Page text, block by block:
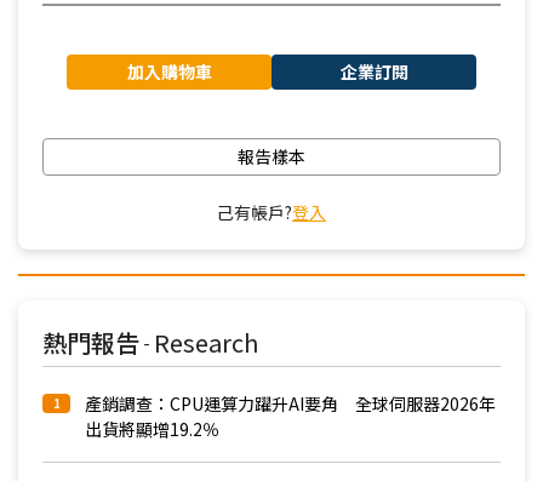
加入購物車 企業訂閱
報告樣本
己有帳戶?登入
熱門報告 - Research
1
產銷調查：CPU運算力躍升AI要角 全球伺服器2026年
出貨將顯增19.2％